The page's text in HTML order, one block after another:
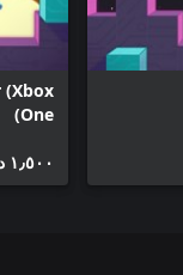
(Xbox
One)
١٫٥٠٠ د.ك.‏